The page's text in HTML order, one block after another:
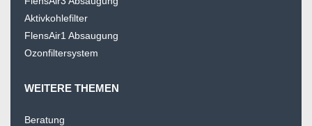
Aktivkohlefilter
FlensAir1 Absaugung
Ozonfiltersystem
WEITERE THEMEN
Beratung